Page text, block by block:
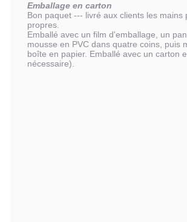
Emballage en carton
Bon paquet --- livré aux clients les mains
propres.
Emballé avec un film d'emballage, un
mousse en PVC dans quatre coins, puis
boîte en papier. Emballé avec un carton
nécessaire).